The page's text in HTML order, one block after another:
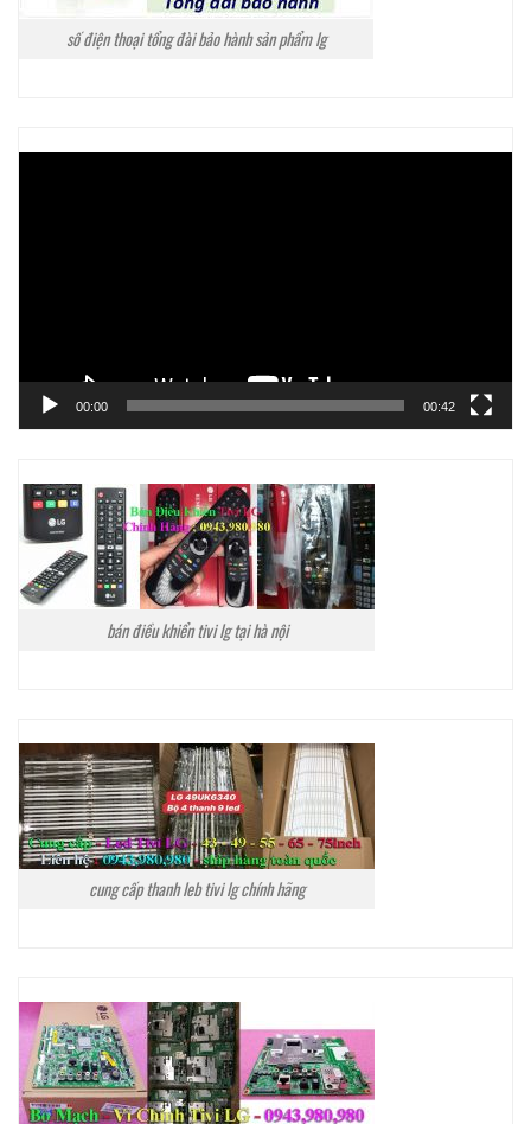
số điện thoại tổng đài bảo hành sản phẩm lg
00:00 00:42
bán điều khiển tivi lg tại hà nội
cung cấp thanh leb tivi lg chính hãng